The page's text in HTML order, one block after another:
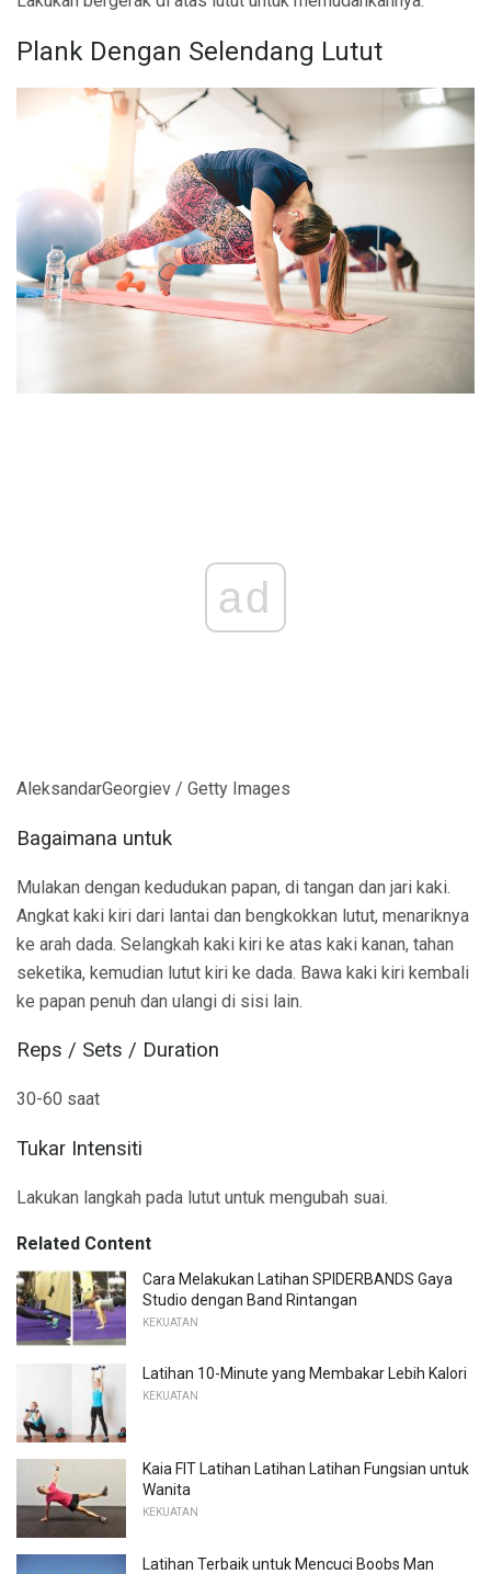
Plank Dengan Selendang Lutut
ad
AleksandarGeorgiev / Getty Images
Bagaimana untuk
Mulakan dengan kedudukan papan, di tangan dan jari kaki.
Angkat kaki kiri dari lantai dan bengkokkan lutut, menariknya
ke arah dada. Selangkah kaki kiri ke atas kaki kanan, tahan
seketika, kemudian lutut kiri ke dada. Bawa kaki kiri kembali
ke papan penuh dan ulangi di sisi lain.
Reps / Sets / Duration
30-60 saat
Tukar Intensiti
Lakukan langkah pada lutut untuk mengubah suai.
Related Content
Cara Melakukan Latihan SPIDERBANDS Gaya
Studio dengan Band Rintangan
KEKUATAN
Latihan 10-Minute yang Membakar Lebih Kalori
KEKUATAN
Kaia FIT Latihan Latihan Latihan Fungsian untuk
Wanita
KEKUATAN
Latihan Terbaik untuk Mencuci Boobs Man